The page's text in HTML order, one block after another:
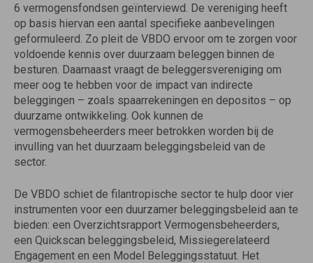
6 vermogensfondsen geïnterviewd. De vereniging heeft
op basis hiervan een aantal specifieke aanbevelingen
geformuleerd. Zo pleit de VBDO ervoor om te zorgen voor
voldoende kennis over duurzaam beleggen binnen de
besturen. Daarnaast vraagt de beleggersvereniging om
meer oog te hebben voor de impact van indirecte
beleggingen – zoals spaarrekeningen en depositos – op
duurzame ontwikkeling. Ook kunnen de
vermogensbeheerders meer betrokken worden bij de
invulling van het duurzaam beleggingsbeleid van de
sector.
De VBDO schiet de filantropische sector te hulp door vier
instrumenten voor een duurzamer beleggingsbeleid aan te
bieden: een Overzichtsrapport Vermogensbeheerders,
een Quickscan beleggingsbeleid, Missiegerelateerd
Engagement en een Model Beleggingsstatuut. Het